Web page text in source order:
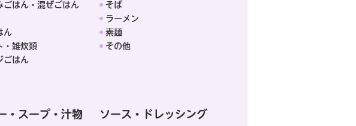
ごはん・混ぜごはん
ん
・雑炊類
ごはん
そば
ラーメン
素麺
その他
・スープ・汁物 ソース・ドレッシング